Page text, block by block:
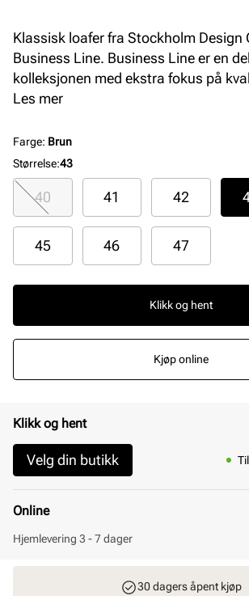
Klassisk loafer fra Stockholm Design
Business Line. Business Line er en
kolleksjonen med ekstra fokus på
komfort. Bruk av premium
dette. Alt er av topp kvalitet og
ekstra mykt og komfortabelt.
Les mer
Farge: Brun
Størrelse:43
40 41 42
45 46 47
Klikk og hent
Kjøp online
Klikk og hent
Velg din butikk
Online
Hjemlevering 3 - 7 dager
30 dagers åpent kjøp